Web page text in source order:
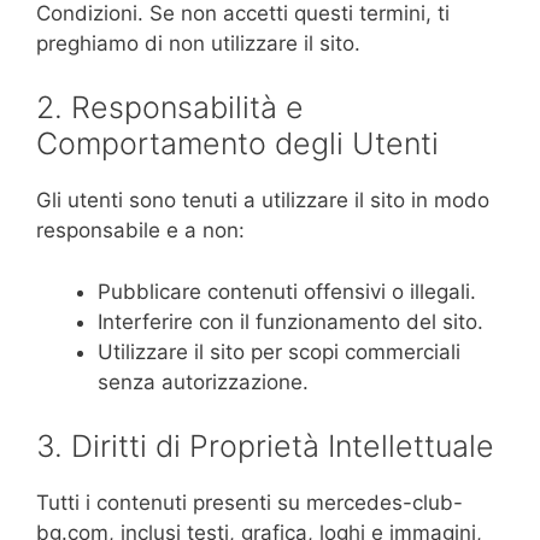
Condizioni. Se non accetti questi termini, ti
preghiamo di non utilizzare il sito.
2. Responsabilità e
Comportamento degli Utenti
Gli utenti sono tenuti a utilizzare il sito in modo
responsabile e a non:
Pubblicare contenuti offensivi o illegali.
Interferire con il funzionamento del sito.
Utilizzare il sito per scopi commerciali
senza autorizzazione.
3. Diritti di Proprietà Intellettuale
Tutti i contenuti presenti su mercedes-club-
bg.com, inclusi testi, grafica, loghi e immagini,